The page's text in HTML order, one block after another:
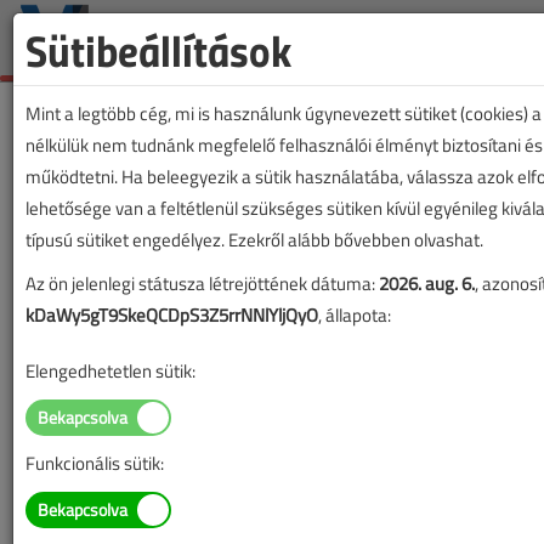
Sütibeállítások
Mint a legtöbb cég, mi is használunk úgynevezett sütiket (cookies)
nélkülük nem tudnánk megfelelő felhasználói élményt biztosítani
működtetni. Ha beleegyezik a sütik használatába, válassza azok
lehetősége van a feltétlenül szükséges sütiken kívül egyénileg
típusú sütiket engedélyez. Ezekről alább bővebben olvashat.
Az ön jelenlegi státusza létrejöttének dátuma:2026. aug. 6.,
kDaWy5gT9SkeQCDpS3Z5rrNNlYljQyO, állapota:
Elengedhetetlen sütik:
Funkcionális sütik: